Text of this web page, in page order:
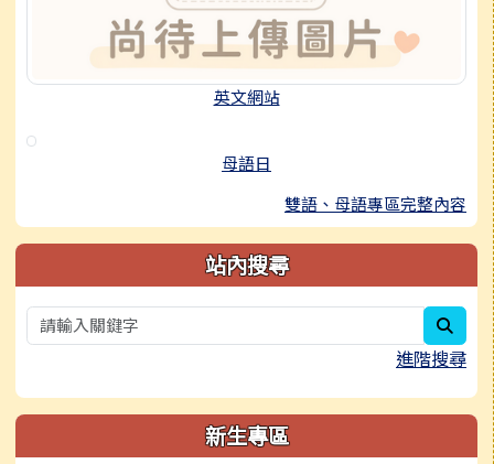
英文網站
母語日
雙語、母語專區完整內容
站內搜尋
進階搜尋
新生專區